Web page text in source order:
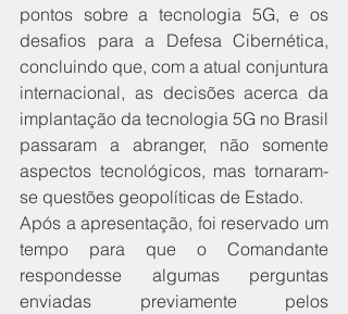
pontos sobre a tecnologia 5G, e os
desafios para a Defesa Cibernética,
concluindo que, com a atual conjuntura
internacional, as decisões acerca da
implantação da tecnologia 5G no Brasil
passaram a abranger, não somente
aspectos tecnológicos, mas tornaram-
se questões geopolíticas de Estado.
Após a apresentação, foi reservado um
tempo para que o Comandante
respondesse algumas perguntas
enviadas previamente pelos